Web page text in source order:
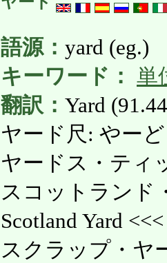
語源： yard (eg.)
キーワード： 単
翻訳： Yard
ヤード尺: やー
ヤードス・ティ
スコットランド
Scotland Yard
スクラップ・ヤ